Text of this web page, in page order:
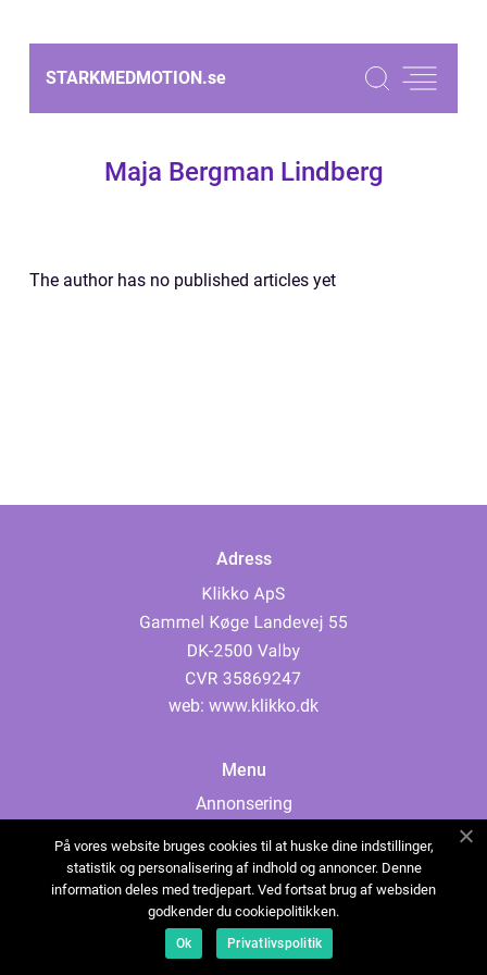
STARKMEDMOTION.se
Maja Bergman Lindberg
The author has no published articles yet
Adress
web: www.klikko.dk
Menu
Annonsering
Cookies
Kontakta oss
Sitemap
På vores website bruges cookies til at huske dine indstillinger,
statistik og personalisering af indhold og annoncer. Denne
information deles med tredjepart. Ved fortsat brug af websiden
godkender du cookiepolitikken.
Ok Privatlivspolitik